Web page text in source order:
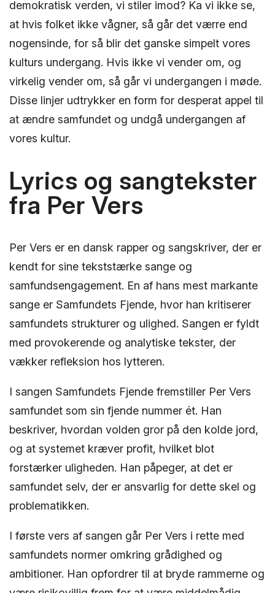
demokratisk verden, vi stiler imod? Ka vi ikke se,
at hvis folket ikke vågner, så går det værre end
nogensinde, for så blir det ganske simpelt vores
kulturs undergang. Hvis ikke vi vender om, og
virkelig vender om, så går vi undergangen i møde.
Disse linjer udtrykker en form for desperat appel til
at ændre samfundet og undgå undergangen af
vores kultur.
Lyrics og sangtekster
fra Per Vers
Per Vers er en dansk rapper og sangskriver, der er
kendt for sine tekststærke sange og
samfundsengagement. En af hans mest markante
sange er Samfundets Fjende, hvor han kritiserer
samfundets strukturer og ulighed. Sangen er fyldt
med provokerende og analytiske tekster, der
vækker refleksion hos lytteren.
I sangen Samfundets Fjende fremstiller Per Vers
samfundet som sin fjende nummer ét. Han
beskriver, hvordan volden gror på den kolde jord,
og at systemet kræver profit, hvilket blot
forstærker uligheden. Han påpeger, at det er
samfundet selv, der er ansvarlig for dette skel og
problematikken.
I første vers af sangen går Per Vers i rette med
samfundets normer omkring grådighed og
ambitioner. Han opfordrer til at bryde rammerne og